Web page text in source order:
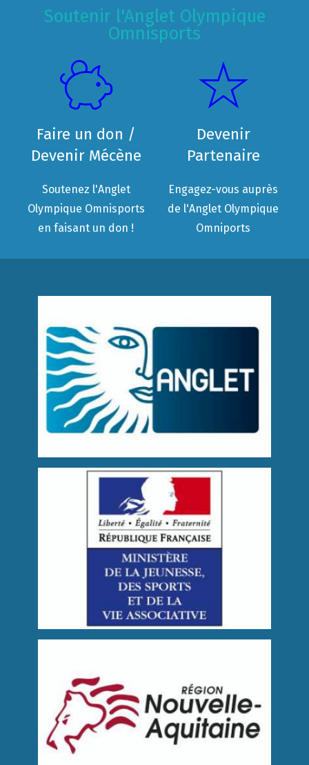
Soutenir l'Anglet Olympique
Omnisports
Faire un don /
Devenir Mécène
Soutenez l'Anglet
Olympique Omnisports
en faisant un don !
Devenir
Partenaire
Engagez-vous auprès
de l'Anglet Olympique
Omniports